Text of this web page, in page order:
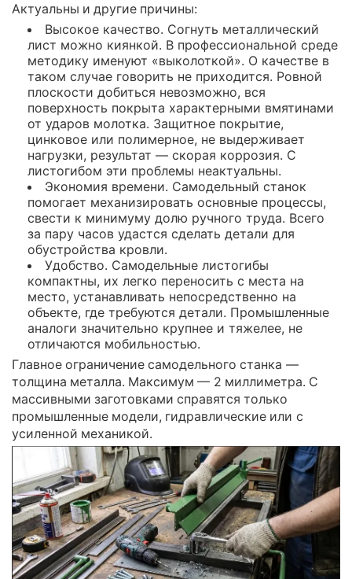
Актуальны и другие причины:
Высокое качество. Согнуть металлический
лист можно киянкой. В профессиональной среде
методику именуют «выколоткой». О качестве в
таком случае говорить не приходится. Ровной
плоскости добиться невозможно, вся
поверхность покрыта характерными вмятинами
от ударов молотка. Защитное покрытие,
цинковое или полимерное, не выдерживает
нагрузки, результат — скорая коррозия. С
листогибом эти проблемы неактуальны.
Экономия времени. Самодельный станок
помогает механизировать основные процессы,
свести к минимуму долю ручного труда. Всего
за пару часов удастся сделать детали для
обустройства кровли.
Удобство. Самодельные листогибы
компактны, их легко переносить с места на
место, устанавливать непосредственно на
объекте, где требуются детали. Промышленные
аналоги значительно крупнее и тяжелее, не
отличаются мобильностью.
Главное ограничение самодельного станка —
толщина металла. Максимум — 2 миллиметра. С
массивными заготовками справятся только
промышленные модели, гидравлические или с
усиленной механикой.